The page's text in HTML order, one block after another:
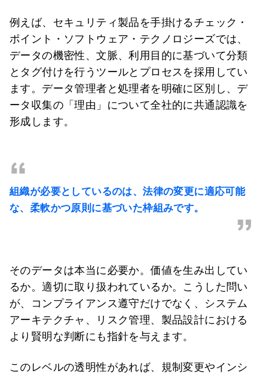
例えば、セキュリティ製品を手掛けるチェック・
ポイント・ソフトウェア・テクノロジーズでは、
データの機密性、文脈、利用目的に基づいて分類
とタグ付けを行うツールとプロセスを採用してい
ます。データ管理者と処理者を明確に区別し、デ
ータ収集の「理由」について全社的に共通認識を
形成します。
“
組織が必要としているのは、法律の変更に適応可能
な、 柔軟かつ原則に基づいた枠組みです。
”
そのデータは本当に必要か。価値を生み出してい
るか。適切に取り扱われているか。こうした問い
が、コンプライアンス遵守だけでなく、システム
アーキテクチャ、リスク管理、製品設計における
より賢明な判断にも指針を与えます。
このレベルの透明性があれば、規制変更やインシ